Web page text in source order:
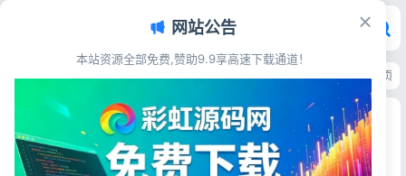
首页>站长资讯>百度AI摘要升级新规！掌握核心优化技巧，快速抢占首页
百度AI摘要升级新规！掌握核心优化技巧，快速抢
占首页双倍流量
网站公告
本站资源全部免费,赞助9.9享高速下载通道！